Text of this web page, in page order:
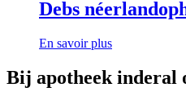
Debs
En savoir plus
Bij apotheek inderal